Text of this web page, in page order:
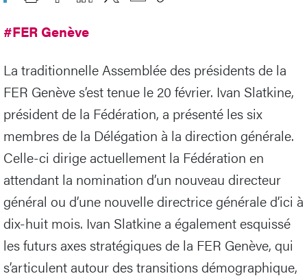
#FER Genève
La traditionnelle Assemblée des présidents de la
FER Genève s’est tenue le 20 février. Ivan Slatkine,
président de la Fédération, a présenté les six
membres de la Délégation à la direction générale.
Celle-ci dirige actuellement la Fédération en
attendant la nomination d’un nouveau directeur
général ou d’une nouvelle directrice générale d’ici à
dix-huit mois. Ivan Slatkine a également esquissé
les futurs axes stratégiques de la FER Genève, qui
s’articulent autour des transitions démographique,